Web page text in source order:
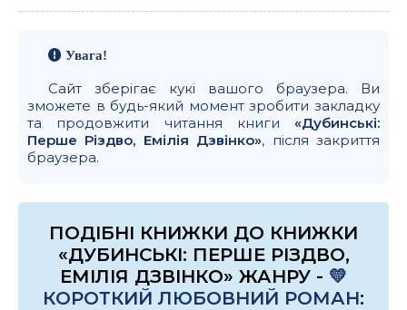
Увага!
Сайт зберігає кукі вашого браузера. Ви
зможете в будь-який момент зробити закладку
та продовжити читання книги «Дубинські:
Перше Різдво, Емілія Дзвінко», після закриття
браузера.
ПОДІБНІ КНИЖКИ ДО КНИЖКИ
«ДУБИНСЬКІ: ПЕРШЕ РІЗДВО,
ЕМІЛІЯ ДЗВІНКО» ЖАНРУ - 💛
КОРОТКИЙ ЛЮБОВНИЙ РОМАН: